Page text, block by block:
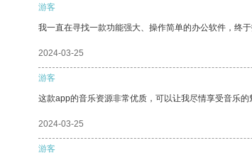
游客
我一直在寻找一款功能强大、操作简单的办公软件，终
2024-03-25
游客
这款app的音乐资源非常优质，可以让我尽情享受音乐的
2024-03-25
游客